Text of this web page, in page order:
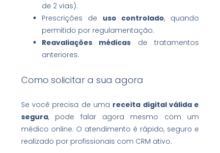
de 2 vias).
Prescrições de uso controlado, quando
permitido por regulamentação.
Reavaliações médicas de tratamentos
anteriores.
Como solicitar a sua agora
Se você precisa de uma receita digital válida e
segura, pode falar agora mesmo com um
médico online. O atendimento é rápido, seguro e
realizado por profissionais com CRM ativo.